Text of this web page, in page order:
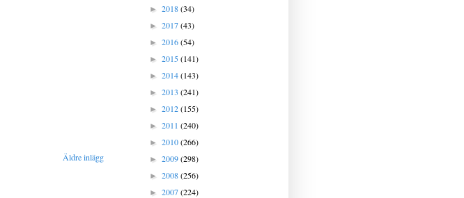
Äldre inlägg
► 2018(34)
► 2017(43)
► 2016(54)
► 2015(141)
► 2014(143)
► 2013 (241)
► 2012(155)
► 2011 (240)
► 2010(266)
► 2009(298)
► 2008(256)
► 2007(224)